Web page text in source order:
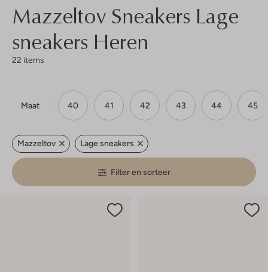
Mazzeltov Sneakers Lage
sneakers Heren
22 items
Maat 40 41 42 43 44 45
Mazzeltov Lage sneakers
Filter en sorteer